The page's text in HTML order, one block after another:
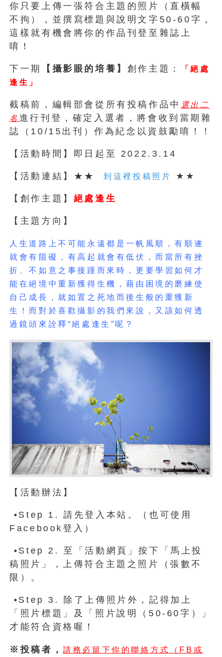
你只要上傳一張符合主題的照片（直橫幅
不拘），並撰寫標題與說明文字50-60字，
這樣就有機會將你的作品刊登至雜誌上
唷！
下一期 【攝影眼的培養】 創作主題：
「絕處
逢生」
截稿前，編輯部會從所有投稿作品中 選出二
名 進行刊登，確定入選者，將會收到當期雜
誌（10/15出刊）作為紀念以資鼓勵唷！！
【活動時間】即日起至 2022.3.14
【活動連結】★★到這裡投稿照片 ★★
【創作主題】 絕處逢 生
【主題方向】
人生道路上不可能永遠都是一帆風順，有順遂
就會有阻礙，有高起就會有低伏，而當所有挫
折、不如意之事接踵而來時，更要學習如何才
能在絕境中重新獲得生機，藉由困境的磨練使
自己成長，就如置之死地而後生般的重獲新
生！而對於喜歡攝影的我們來說，又該如何透
過鏡頭來詮釋“絕處逢生”呢？
【活動辦法】
•Step 1. 請先登入本站。（也可使用
Facebook登入）
•Step 2. 至「活動網頁」按下「馬上投
稿照片」，上傳符合主題之照片（張數不
限）。
•Step 3. 除了上傳照片外，記得加上
「照片標題」及「照片說明（50-60字）」
才能符合資格喔！
※投稿者，請務必留下你的聯絡方式（FB或